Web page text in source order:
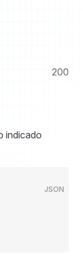
200
indicado
JSON